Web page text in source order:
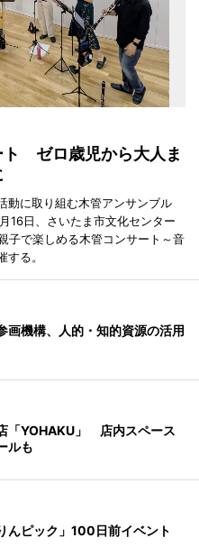
ト ゼロ歳児から大人ま
動に取り組む木管アンサンブル
16日、さいたま市文化センター
子で楽しめる木管コンサート～音
る。
画機構、人的・知的資源の活用
「YOHAKU」 店内スペース
ルも
んピック」100日前イベント